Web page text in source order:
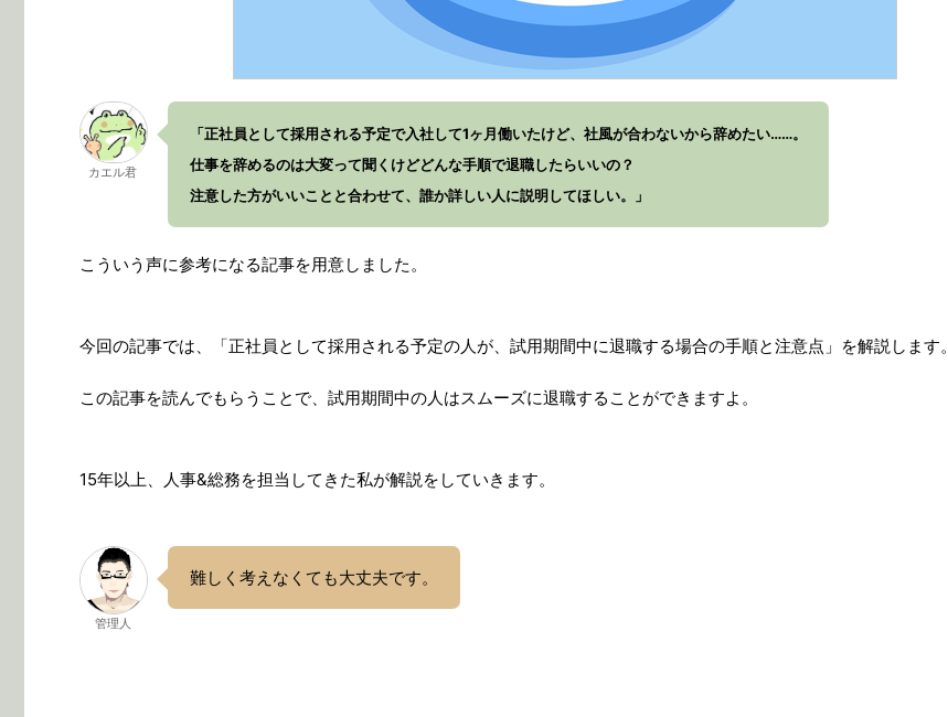
カエル君
「正社員として採用される予定で入社して1ヶ月働いたけど、社風が合わないから辞めたい……。
仕事を辞めるのは大変って聞くけどどんな手順で退職したらいいの？
注意した方がいいことと合わせて、誰か詳しい人に説明してほしい。」
こういう声に参考になる記事を用意しました。
今回の記事では、「正社員として採用される予定の人が、試用期間中に退職する場合の手順と注意点」を解説します。
この記事を読んでもらうことで、試用期間中の人はスムーズに退職することができますよ。
15年以上、人事&総務を担当してきた私が解説をしていきます。
管理人
難しく考えなくても大丈夫です。